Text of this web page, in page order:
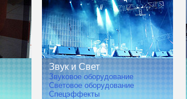
Звук и Свет
Звуковое оборудование
Световое оборудование
Спецэффекты